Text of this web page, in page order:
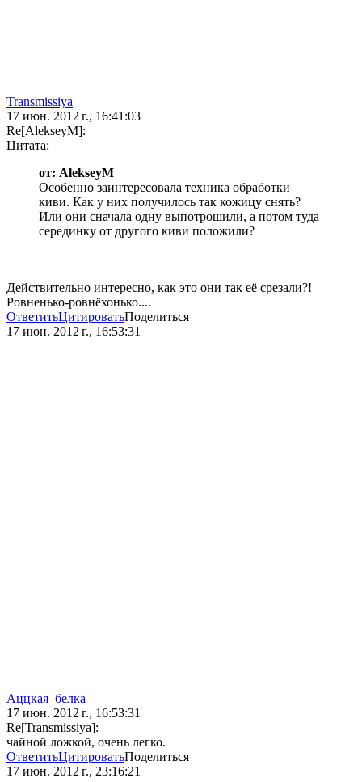
Transmissiya
17 июн. 2012 г., 16:41:03
Re[AlekseyM]:
Цитата:
от: AlekseyM
Особенно заинтересовала техника обработки
киви. Как у них получилось так кожицу снять?
Или они сначала одну выпотрошили, а потом туда
серединку от другого киви положили?
Действительно интересно, как это они так её срезали?!
Ровненько-ровнёхонько....
ОтветитьЦитироватьПоделиться
17 июн. 2012 г., 16:53:31
Аццкая_белка
17 июн. 2012 г., 16:53:31
Re[Transmissiya]:
чайной ложкой, очень легко.
ОтветитьЦитироватьПоделиться
17 июн. 2012 г., 23:16:21